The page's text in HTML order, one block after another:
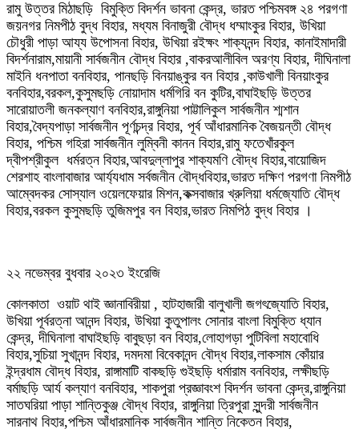
রামু উত্তর মিঠাছড়ি বিমুক্তি বিদর্শন ভাবনা কেন্দ্র, ভারত পশ্চিমবঙ্গ ২৪ পরগণা
জয়নগর নিমপীঠ বুদ্ধ বিহার, মধ্যম বিনাজুরী বৌদ্ধ ধম্মাংকুর বিহার, উখিয়া
চৌধুরী পাড়া আয্য উপোসনা বিহার, উখিয়া রইক্ষং শাক্যনন্দ বিহার, কানাইমাদারী
বিদর্শনারাম,মায়ানী সার্বজনীন বৌদ্ধ বিহার ,বাকরআলীবিল অরণ্য বিহার, দীঘিনালা
মাইনি ধনপাতা বনবিহার, পানছড়ি বিনয়াঙ্কুর বন বিহার ,কাউখালী বিনয়াংকুর
বনবিহার,বরকল,কুসুমছড়ি নোয়াদাম ধর্মগিরি বন কুটির,বাঘাইছড়ি উত্তর
সারোয়াতলী জনকল্যাণ বনবিহার,রাঙ্গুনিয়া পাট্টালিকুল সার্বজনীন শ্মশান
বিহার,বৈদ্যপাড়া সার্বজনীন পূর্ণচন্দ্র বিহার, পূর্ব আঁধারমানিক বৈজয়ন্তী বৌদ্ধ
বিহার, পশ্চিম গহিরা সার্বজনীন লুম্বিনী কানন বিহার,রামু ফতেখাঁরকুল
দ্বীপশ্রীকুল ধর্মরত্ন বিহার,আবদুল্লাপুর শাক্যমণি বৌদ্ধ বিহার,বায়োজিদ
শেরশাহ বাংলাবাজার আর্য্যধাম সর্বজনীন বৌদ্ধবিহার,ভারত দক্ষিণ পরগণা নিমপীঠ
আম্বেদকর সোস্যাল ওয়েলফেয়ার মিশন,কক্সবাজার খ্রুলিয়া ধর্মজ্যোতি বৌদ্ধ
বিহার,বরকল কুসুমছড়ি তুজিমপুর বন বিহার,ভারত নিমপিঠ বুদ্ধ বিহার ।
২২ নভেম্বর বুধবার ২০২৩ ইংরেজি
কোলকাতা ওয়াট থাই জ্ঞানাবিরীয়া , হাটহাজারী বালুখালী জগৎজ্যোতি বিহার,
উখিয়া পূর্বরত্না আনন্দ বিহার, উখিয়া কুতুপালং সোনার বাংলা বিমুক্তি ধ্যান
কেন্দ্র, দীঘিনালা বাঘাইছড়ি বাবুছড়া বন বিহার,লোহাগড়া পুটিবিলা মহাবোধি
বিহার,সুচিয়া সুখানন্দ বিহার, দমদমা বিবেকানন্দ বৌদ্ধ বিহার,লাকসাম কোঁয়ার
ইন্দ্রধাম বৌদ্ধ বিহার, রাঙ্গামাটি বাকছড়ি গুইছড়ি ধর্মারাম বনবিহার, লক্ষীছড়ি
বর্মাছড়ি আর্য কল্যাণ বনবিহার, শাকপুরা প্রজ্ঞাবংশ বিদর্শন ভাবনা কেন্দ্র,রাঙ্গুনিয়া
সাতঘরিয়া পাড়া শান্তিকুঞ্জ বৌদ্ধ বিহার, রাঙ্গুনিয়া ত্রিপুরা সুন্দরী সার্বজনীন
সারনাথ বিহার,পশ্চিম আঁধারমানিক সার্বজনীন শান্তি নিকেতন বিহার,